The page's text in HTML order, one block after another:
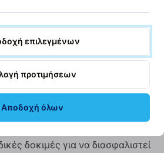
Apple Watch σας; Η
μας για το Apple Watch 3
279mAh, είναι η ιδανική
αφαιρεθεί προσεκτικά από τις
Watch που είχαν
δοκιμές για να διασφαλιστεί
επιλεγμένων
προτιμήσεων
Αποδοχή όλων